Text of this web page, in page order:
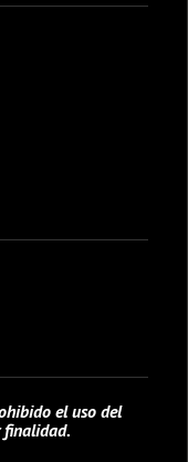
el uso del
finalidad.